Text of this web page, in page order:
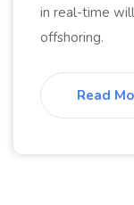
in real-time
offshoring.
Read